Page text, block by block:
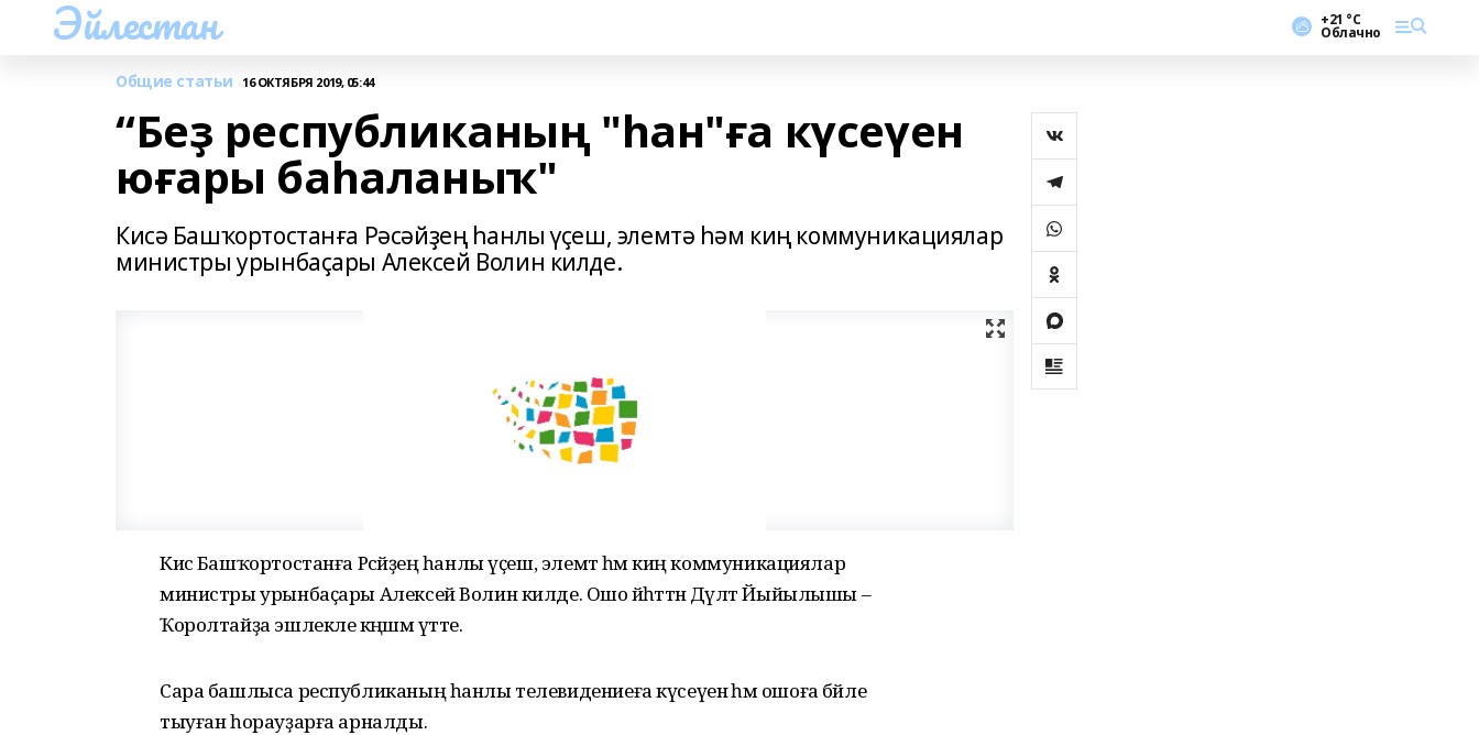
Эйлестан +21 °С
Облачно
Общие статьи 16 ОКТЯБРЯ 2019, 05:44
“Беҙ республиканың "һан"ға күсеүен
юғары баһаланыҡ"
Кисә Башҡортостанға Рәсәйҙең һанлы үҫеш, элемтә һәм киң коммуникациялар
министры урынбаҫары Алексей Волин килде.
Кисә Башҡортостанға Рәсәйҙең һанлы үҫеш, элемтә һәм киң коммуникациялар
министры урынбаҫары Алексей Волин килде. Ошо йәһәттән Дәүләт Йыйылышы –
Ҡоролтайҙа эшлекле кәңәшмә үтте.
Сара башлыса республиканың һанлы телевидениеға күсеүенә һәм ошоға бәйле
тыуған һорауҙарға арналды.